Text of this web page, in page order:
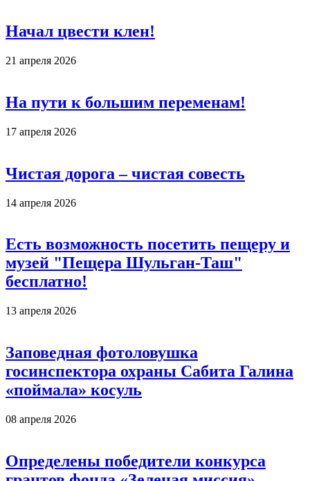
Начал цвести клен!
21 апреля 2026
На пути к большим переменам!
17 апреля 2026
Чистая дорога – чистая совесть
14 апреля 2026
Есть возможность посетить пещеру и
музей "Пещера Шульган-Таш"
бесплатно!
13 апреля 2026
Заповедная фотоловушка
госинспектора охраны Сабита Галина
«поймала» косуль
08 апреля 2026
Определены победители конкурса